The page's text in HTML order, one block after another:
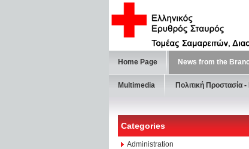
Home Page News from the
Multimedia Πολιτική Προστασία
Categories
Administration